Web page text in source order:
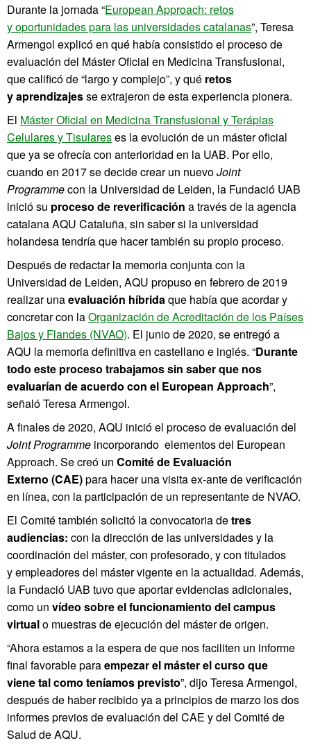
Durante la jornada “European Approach: retos
y oportunidades para las universidades catalanas”, Teresa
Armengol explicó en qué había consistido el proceso de
evaluación del Máster Oficial en Medicina Transfusional,
que calificó de “largo y complejo”, y qué retos
y aprendizajesse extrajeron de esta experiencia pionera.
El Máster Oficial en Medicina Transfusional y Terápias
Celulares y Tisulareses la evolución de un máster oficial
que ya se ofrecía con anterioridad en la UAB. Por ello,
cuando en 2017 se decide crear un nuevoJoint
Programmecon la Universidad de Leiden, la Fundació UAB
inició su proceso de reverificación a través de la agencia
catalana AQU Cataluña, sin saber si la universidad
holandesa tendría que hacer también su propio proceso.
Después de redactar la memoria conjunta con la
Universidad de Leiden, AQU propuso en febrero de 2019
realizar unaevaluación híbridaque había que acordar y
concretar con laOrganización de Acreditación de los Países
Bajos y Flandes (NVAO). El junio de 2020, se entregó a
AQU la memoria definitiva en castellano e inglés. “Durante
todo este proceso trabajamos sin saber que nos
evaluarían de acuerdo con el European Approach”,
señaló Teresa Armengol.
A finales de 2020, AQU inició el proceso de evaluación del
Joint Programme incorporando elementos del European
Approach. Se creó un Comité de Evaluación
Externo (CAE)para hacer una visita ex-ante de verificación
en línea, con la participación de un representante de NVAO.
El Comité también solicitó la convocatoria detres
audiencias: con la dirección de las universidades y la
coordinación del máster, con profesorado, y con titulados
y empleadores del máster vigente en la actualidad. Además,
la Fundació UAB tuvo que aportar evidencias adicionales,
como un vídeo sobre el funcionamiento del campus
virtualo muestras de ejecución del máster de origen.
“Ahora estamos a la espera de que nos faciliten un informe
final favorable paraempezar el máster el curso que
viene tal como teníamos previsto”, dijo Teresa Armengol,
después de haber recibido ya a principios de marzo los dos
informes previos de evaluación del CAE y del Comité de
Salud de AQU.